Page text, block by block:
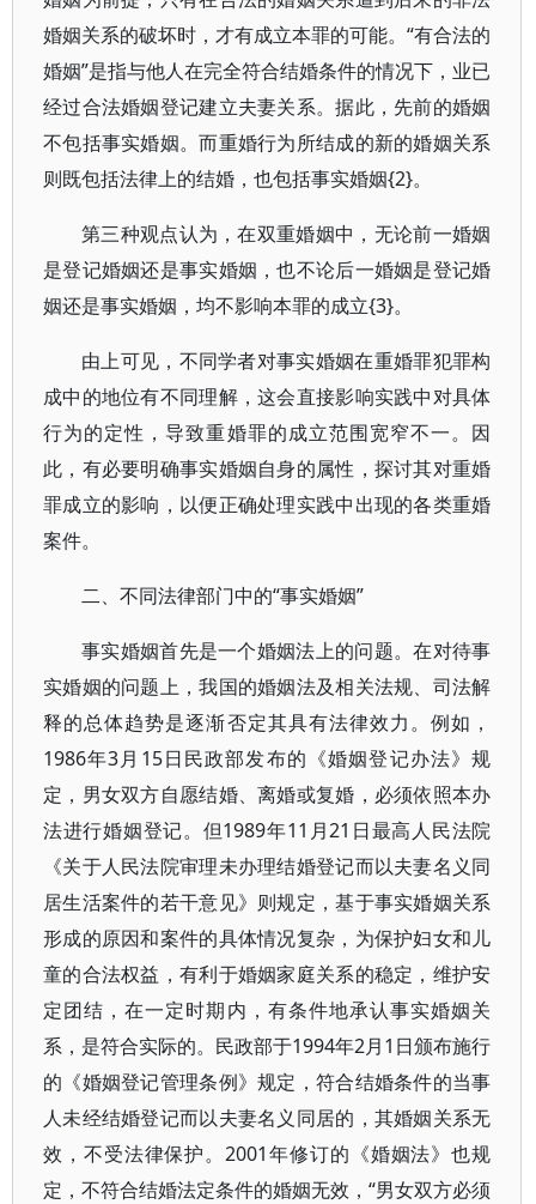
婚姻关系的破坏时，才有成立本罪的可能。“有合法的
婚姻”是指与他人在完全符合结婚条件的情况下，业已
经过合法婚姻登记建立夫妻关系。据此，先前的婚姻
不包括事实婚姻。而重婚行为所结成的新的婚姻关系
则既包括法律上的结婚，也包括事实婚姻{2}。
第三种观点认为，在双重婚姻中，无论前一婚姻
是登记婚姻还是事实婚姻，也不论后一婚姻是登记婚
姻还是事实婚姻，均不影响本罪的成立{3}。
由上可见，不同学者对事实婚姻在重婚罪犯罪构
成中的地位有不同理解，这会直接影响实践中对具体
行为的定性，导致重婚罪的成立范围宽窄不一。因
此，有必要明确事实婚姻自身的属性，探讨其对重婚
罪成立的影响，以便正确处理实践中出现的各类重婚
案件。
二、不同法律部门中的“事实婚姻”
事实婚姻首先是一个婚姻法上的问题。在对待事
实婚姻的问题上，我国的婚姻法及相关法规、司法解
释的总体趋势是逐渐否定其具有法律效力。例如，
1986年3月15日民政部发布的《婚姻登记办法》规
定，男女双方自愿结婚、离婚或复婚，必须依照本办
法进行婚姻登记。但1989年11月21日最高人民法院
《关于人民法院审理未办理结婚登记而以夫妻名义同
居生活案件的若干意见》则规定，基于事实婚姻关系
形成的原因和案件的具体情况复杂，为保护妇女和儿
童的合法权益，有利于婚姻家庭关系的稳定，维护安
定团结，在一定时期内，有条件地承认事实婚姻关
系，是符合实际的。民政部于1994年2月1日颁布施行
的《婚姻登记管理条例》规定，符合结婚条件的当事
人未经结婚登记而以夫妻名义同居的，其婚姻关系无
效，不受法律保护。2001年修订的《婚姻法》也规
定，不符合结婚法定条件的婚姻无效，“男女双方必须